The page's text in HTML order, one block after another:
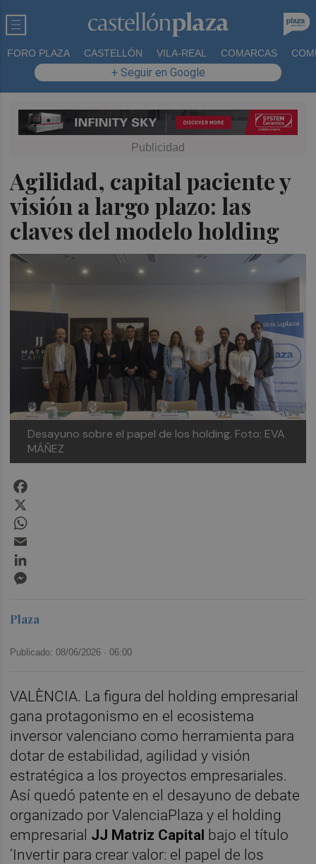
FORO PLAZA CASTELLÓN VILA-REAL COMARCAS
+ Seguir en Google
Agilidad, capital paciente y
visión a largo plazo: las
claves del modelo holding
Desayuno sobre el papel de los holding. Foto: EVA
MÁÑEZ
Plaza
Publicado: 08/06/2026 ·06:00
VALÈNCIA. La figura del holding empresarial
gana protagonismo en el ecosistema
inversor valenciano como herramienta para
dotar de estabilidad, agilidad y visión
estratégica a los proyectos empresariales.
Así quedó patente en el desayuno de debate
organizado por ValenciaPlaza y el holding
empresarial JJ Matriz Capital bajo el título
‘Invertir para crear valor: el papel de los